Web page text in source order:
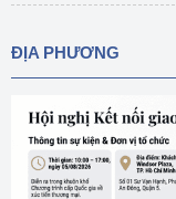
ĐỊA PHƯƠNG